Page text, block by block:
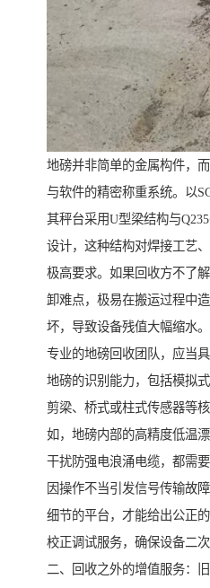
地磅并非简单的金属构件，
与软件的精密称重系统。以
其秤台采用U型梁结构与
设计，这种结构对焊接工艺
极高要求。如果回收方不了
卸难点，极易在搬运过程中
坏，导致设备残值大幅缩水。
专业的地磅回收团队，应当
地磅的识别能力，包括模拟
剪梁、桥式或柱式传感器等
如，地磅内部的高精度低温
干扰防强电浪涌电缆，都需
因操作不当引发信号传输故
细节的平台，才能给出公正
校正调试服务，确保设备二
二、回收之外的增值服务：